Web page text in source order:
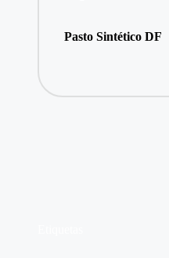
Pasto Sintético DF